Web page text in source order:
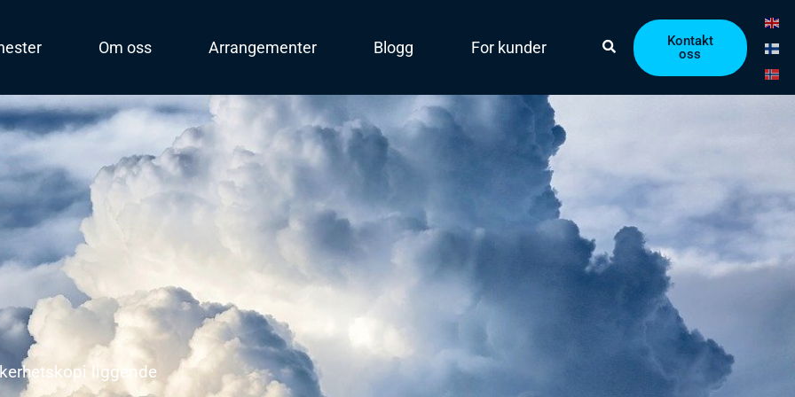
Om oss Arrangementer Blogg For kunder
Kontakt
oss
liggende